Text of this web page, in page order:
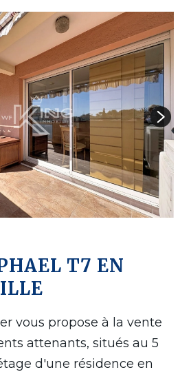
T7 EN
vous propose à la vente
attenants, situés au 5
d'une résidence en